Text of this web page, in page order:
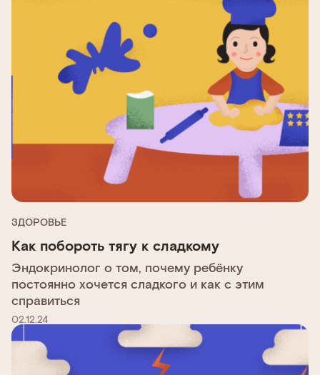
ЗДОРОВЬЕ
Как побороть тягу к сладкому
Эндокринолог о том, почему ребёнку
постоянно хочется сладкого и как с этим
справиться
02.12.24